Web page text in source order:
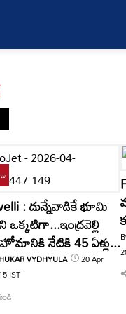
Bookmarks
My Profile
Log Out
: దున్నేవాడికే భూమి
ఒక్కటిగా...ఇంద్రవెల్లి
నేటికి 45 ఏళ్లు...
VYDHYULA
20 Apr
IST